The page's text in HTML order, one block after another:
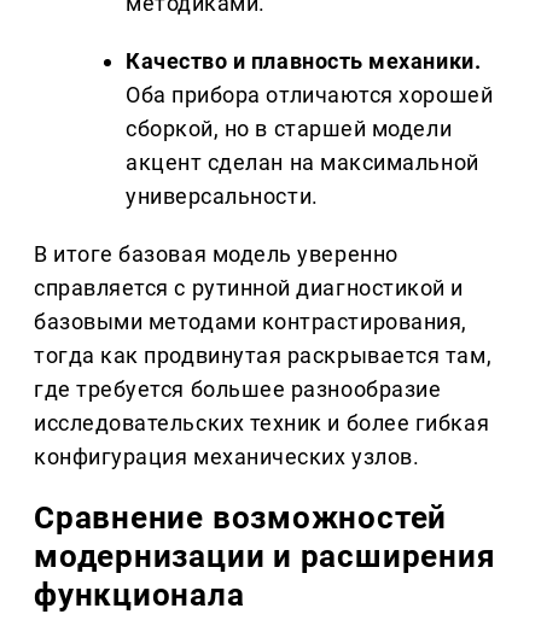
Качество и плавность механики.
Оба прибора отличаются хорошей
сборкой, но в старшей модели
акцент сделан на максимальной
универсальности.
В итоге базовая модель уверенно
справляется с рутинной диагностикой и
базовыми методами контрастирования,
тогда как продвинутая раскрывается там,
где требуется большее разнообразие
исследовательских техник и более гибкая
конфигурация механических узлов.
Сравнение возможностей
модернизации и расширения
функционала